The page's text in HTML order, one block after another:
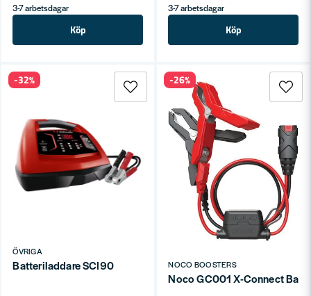
3-7 arbetsdagar
Köp
3-7 arbetsdagar
Köp
ÖVRIGA
Batteriladdare SCI90
-32%
NOCO BOOSTERS
Noco GC001 X-Connect
-26%